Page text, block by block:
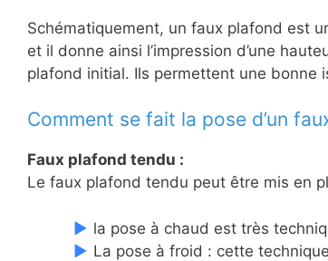
Schématiquement, un faux plafond est
et il donne ainsi l’impression d’une
plafond initial. Ils permettent une bonne
Comment se fait la pose d’un
Faux plafond tendu :
Le faux plafond tendu peut être mis en
la pose à chaud est très
La pose à froid : cette